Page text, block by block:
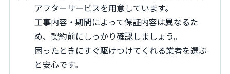
アフターサービスを用意しています。
工事内容・期間によって保証内容は異なるた
め、契約前にしっかり確認しましょう。
困ったときにすぐ駆けつけてくれる業者を選ぶ
と安心です。